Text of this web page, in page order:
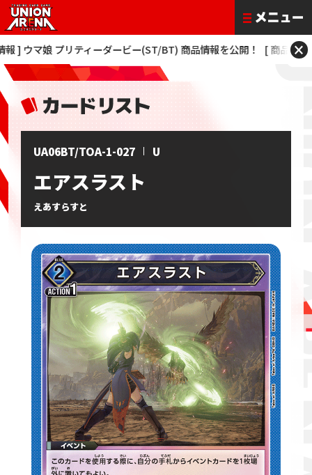
娘 プリティーダービー(ST/BT) 商品情報を公開！ [ 商品情報 ] 僕の
×
エアスラスト
えあすらすと
UA06BT/TOA-1-027 U